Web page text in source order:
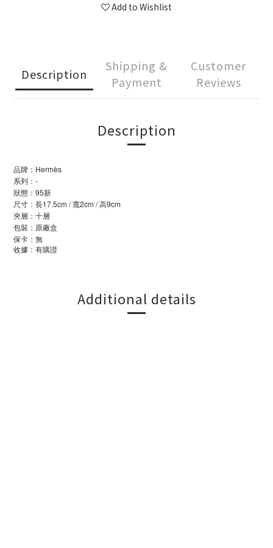
Add to Wishlist
Description
Shipping &
Payment
Customer
Reviews
Description
品牌：Hermès
系列：-
狀態：95新
尺寸：長17.5cm / 寬2cm / 高9cm
夾層：十層
包裝：原廠盒
保卡：無
收據：有購證
Additional details